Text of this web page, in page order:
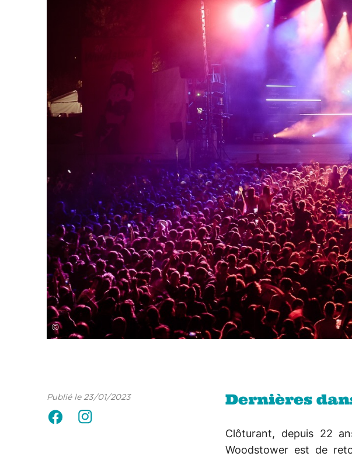
©
Publié le 23/01/2023 Dernières
Clôturant, depuis 22
Woodstower est de